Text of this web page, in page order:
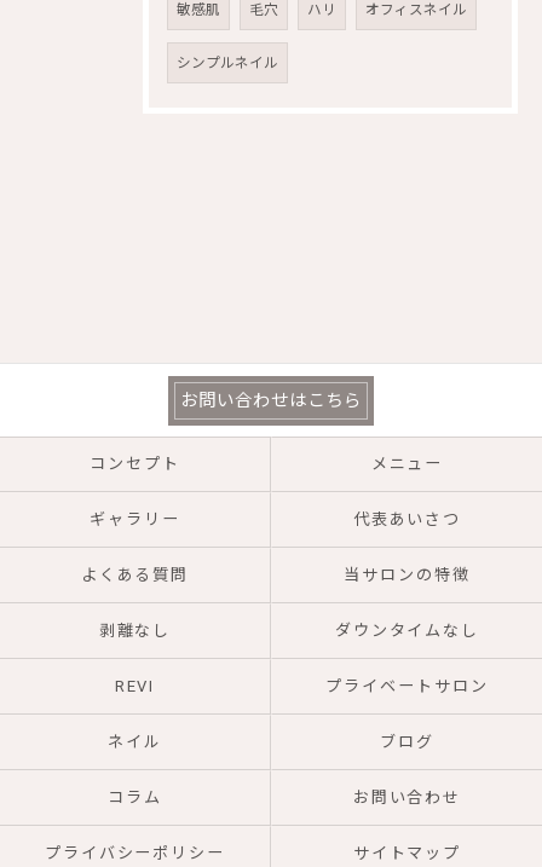
敏感肌 毛穴 ハリ オフィスネイル
シンプルネイル
お問い合わせはこちら
コンセプト メニュー
ギャラリー 代表あいさつ
よくある質問 当サロンの特徴
剥離なし ダウンタイムなし
REVI プライベートサロン
ネイル ブログ
コラム お問い合わせ
プライバシーポリシー サイトマップ